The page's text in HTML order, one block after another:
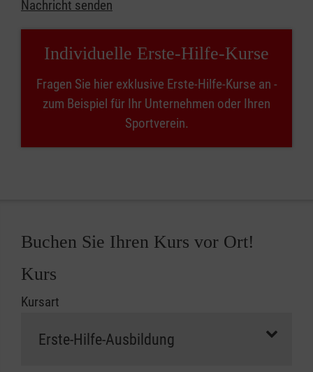
Nachricht senden
Individuelle Erste-Hilfe-Kurse
Fragen Sie hier exklusive Erste-Hilfe-Kurse an -
zum Beispiel für Ihr Unternehmen oder Ihren
Sportverein.
Buchen Sie Ihren Kurs vor Ort!
Kurs
Kursart